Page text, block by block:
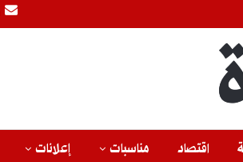
اقتصاد مناسبات إعلانات